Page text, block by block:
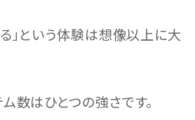
る」という体験は想像以上に大
数はひとつの強さです。